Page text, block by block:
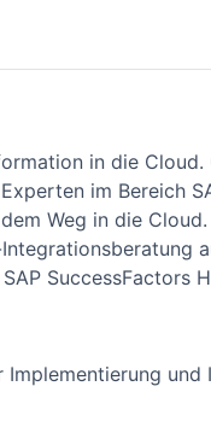
in die
im Bereich
Weg in die
SuccessFactors